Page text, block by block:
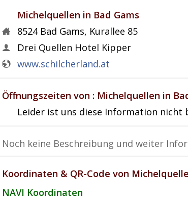
Michelquellen in Bad Gams
8524 Bad Gams, Kurallee 85
Drei Quellen Hotel Kipper
www.schilcherland.at
Öffnungszeiten von : Michelquellen in
Leider ist uns diese Information nicht
Noch keine Beschreibung und weiter
Koordinaten & QR-Code von
NAVI Koordinaten